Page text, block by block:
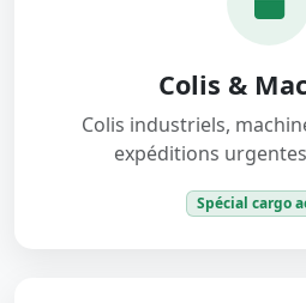
Colis &
Colis industriels,
expéditions
Spécial cargo